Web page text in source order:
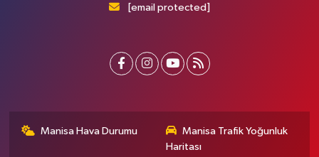
[email protected]
Manisa Hava Durumu
Manisa Trafik Yoğunluk
Haritası